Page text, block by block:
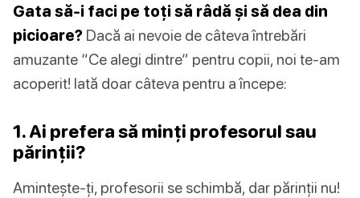
Gata să-i faci pe toți să râdă și să dea din
picioare? Dacă ai nevoie de câteva întrebări
amuzante “Ce alegi dintre” pentru copii, noi te-am
acoperit! Iată doar câteva pentru a începe:
1. Ai prefera să minți profesorul sau
părinții?
Amintește-ți, profesorii se schimbă, dar părinții nu!